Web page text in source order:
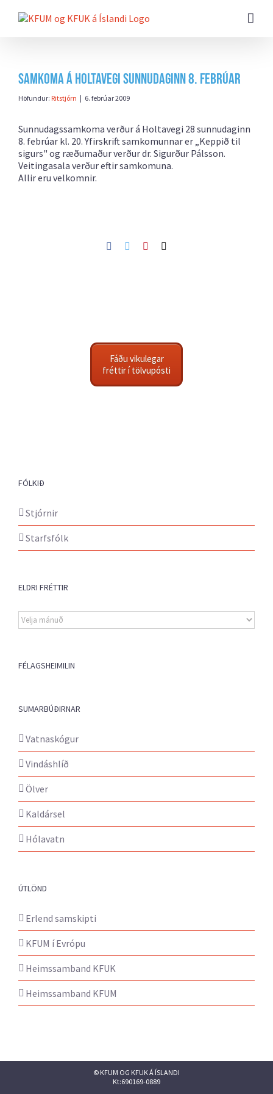
beint
Samkoma á Holtavegi sunnudaginn 8. febrúar
Höfundur: Ritstjórn | 6. febrúar 2009
Sunnudagssamkoma verður á Holtavegi 28 sunnudaginn
8. febrúar kl. 20. Yfirskrift samkomunnar er „Keppið til
sigurs" og ræðumaður verður dr. Sigurður Pálsson.
Veitingasala verður eftir samkomuna.
Allir eru velkomnir.
Facebook
TwitterPinterest
Fáðu vikulegar
fréttir í tölvupósti
FÓLKIÐ
Stjórnir
Starfsfólk
ELDRI FRÉTTIR
Eldri
fréttir
FÉLAGSHEIMILIN
SUMARBÚÐIRNAR
Vatnaskógur
Vindáshlíð
Ölver
Kaldársel
Hólavatn
ÚTLÖND
Erlend samskipti
KFUM í Evrópu
Heimssamband KFUK
Heimssamband KFUM
© KFUM OG KFUK Á ÍSLANDI
Kt:690169-0889